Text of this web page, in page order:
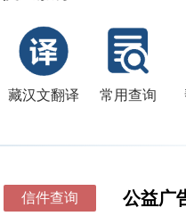
藏汉文翻译 常用查询
信件查询 公益广